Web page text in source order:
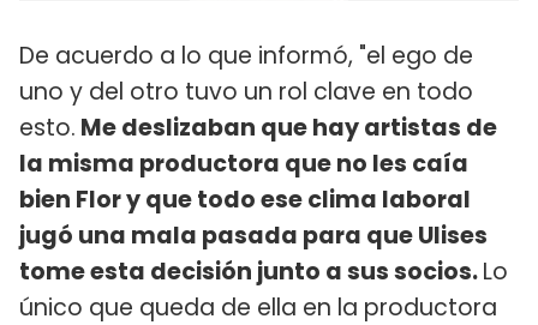
De acuerdo a lo que informó, "el ego de
uno y del otro tuvo un rol clave en todo
esto. Me deslizaban que hay artistas de
la misma productora que no les caía
bien Flor y que todo ese clima laboral
jugó una mala pasada para que Ulises
tome esta decisión junto a sus socios.Lo
único que queda de ella en la productora